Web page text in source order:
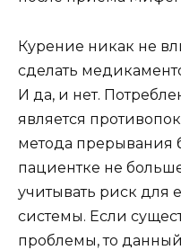
Курение никак не
сделать
И да, и нет.
является
метода прерывания
пациентке не
учитывать риск для
системы. Если
проблемы, то